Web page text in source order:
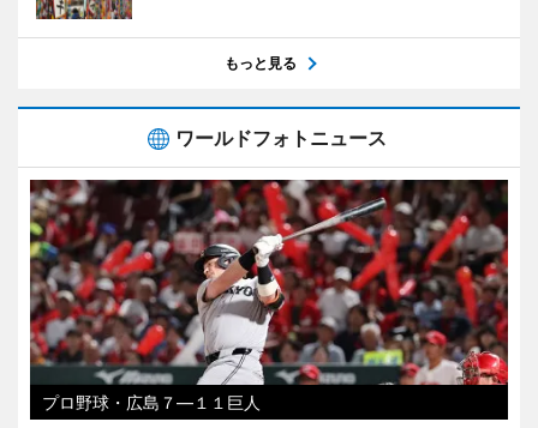
もっと見る
ワールドフォトニュース
プロ野球・広島７―１１巨人